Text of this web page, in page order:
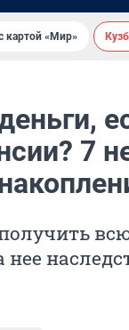
картой «Мир»
7